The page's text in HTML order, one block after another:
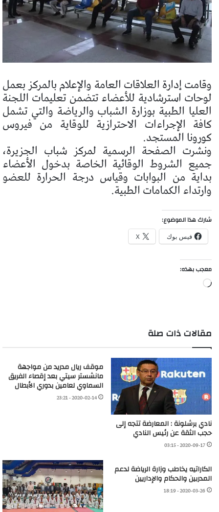
وقامت إدارة العلاقات العامة والإعلام بالمركز بعمل
لوحات استرشادية للأعضاء تتضمن تعليمات اللجنة
العليا الطبية بوزارة الشباب والرياضة والتي تشمل
كافة الإجراءات الاحترازية للوقاية من فيروس
كورونا المستجد.
ونشرت الصفحة الرسمية لمركز شباب الجزيرة،
جميع الشروط الوقائية الخاصة بدخول الأعضاء
بداية من البوابات وقياس درجة الحرارة للعضو
وارتداء الكمامات الطبية.
شارك هذا الموضوع:
فيس بوك X
معجب بهذه:
جاري
مقالات ذات صلة
نادي برشلونة : المعارضة تتجه إلى
حجب الثقة عن رئيس النادي
2020-09-17 - 03:15
موقف ريال مدريد من مواجهة
مانشستر سيتي بعد إقصاء الفريق
السماوي لعامين بدوري الأبطال
2020-02-14 - 23:21
الكاراتيه يخاطب وزارة الرياضة لدعم
المدربين والحكام والإداريين
2020-03-26 - 18:19